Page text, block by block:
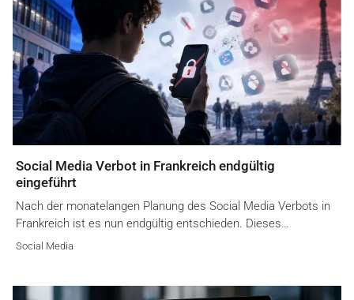
Social Media Verbot in Frankreich endgültig
eingeführt
Nach der monatelangen Planung des Social Media Verbots in
Frankreich ist es nun endgültig entschieden. Dieses…
Social Media